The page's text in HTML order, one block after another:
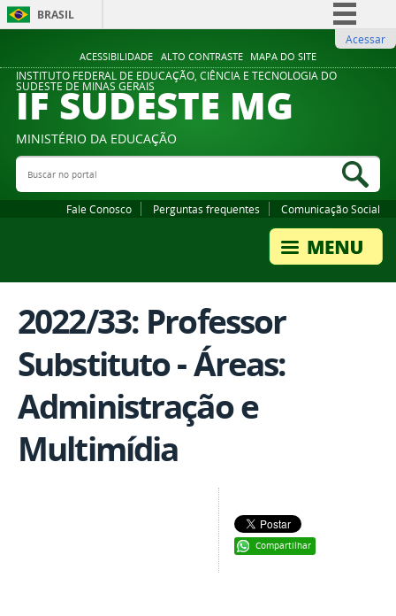
ACESSIBILIDADE ALTO CONTRASTE MAPA DO SITE
BRASIL
Comunica BR
Participe
Legislação
Acessar
INSTITUTO FEDERAL DE EDUCAÇÃO, CIÊNCIA E TECNOLOGIA DO
SUDESTE DE MINAS GERAIS
IF SUDESTE MG
MINISTÉRIO DA EDUCAÇÃO
Buscar no portal
Fale Conosco Perguntas frequentes Comunicação Social
2022/33: Professor
Substituto - Áreas:
Administração e
Multimídia
Compartilhar